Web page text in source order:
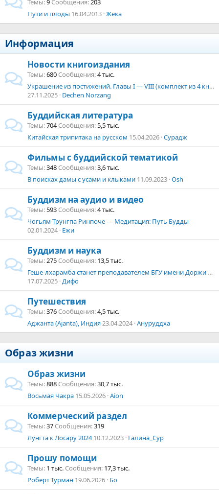
Темы 9 Сообщения 203
Пути и плоды 16.04.2013 Жека
Информация
Новости книгоиздания
Темы 680 Сообщения 4 тыс.
Украшение из постижений. Главы I — VIII (комплект из 4 книг)
27.11.2025 Dechen Norzang
Буддийская литература
Темы 704 Сообщения 5,5 тыс.
Китайская трипитака на русском 15.04.2026 Сурадж
Фильмы с буддийской тематикой
Темы 348 Сообщения 3,6 тыс.
В поисках дамы с усами и клыками 11.09.2023 Osh
Буддизм на аудио и видео
Темы 593 Сообщения 4 тыс.
Чогьям Трунгпа Ринпоче — Медитация: Путь Будды
02.01.2024 Ежи
Буддизм и наука
Темы 275 Сообщения 13,5 тыс.
Геше-лхарамба станет преподавателем БГУ имени Доржи Банзарова.
17.07.2025 Дифо
Путешествия
Темы 376 Сообщения 4,5 тыс.
Аджанта (Ajanta), Индия23.04.2024 Ануруддха
Образ жизни
Образ жизни
Темы 888 Сообщения 30,7 тыс.
Восьмая Чакра 15.05.2026 Aion
Коммерческий раздел
Темы 37 Сообщения 319
Лунгта к Лосару 2024 10.12.2023 Галина_Сур
Прошу помощи
Темы 1 тыс. Сообщения 17,3 тыс.
Роберт Турман 19.06.2026 Бо